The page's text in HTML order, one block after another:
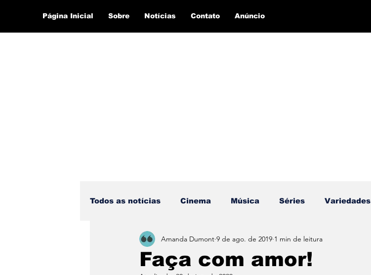
Página Inicial Sobre Notícias Contato Anúncio
Todos as notícias Cinema Música Séries Variedades
Faça com amor!
Amanda Dumont 9 de ago. de 2019 1 min de leitura